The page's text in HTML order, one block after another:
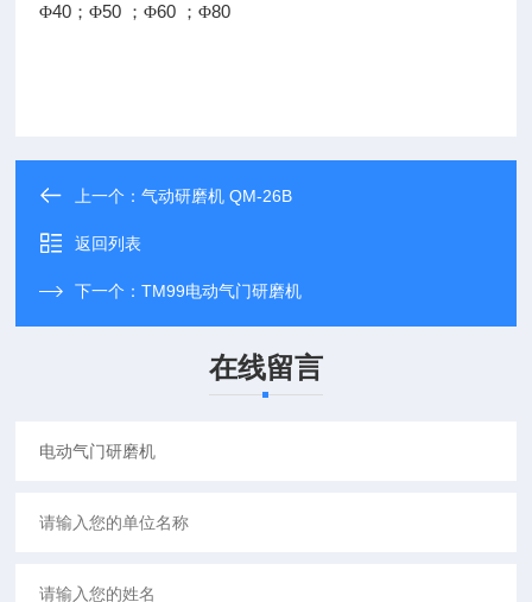
Φ40 ；Φ50 ；Φ60 ；Φ80
上一个：气动研磨机 QM-26B
返回列表
下一个：TM99电动气门研磨机
在线留言